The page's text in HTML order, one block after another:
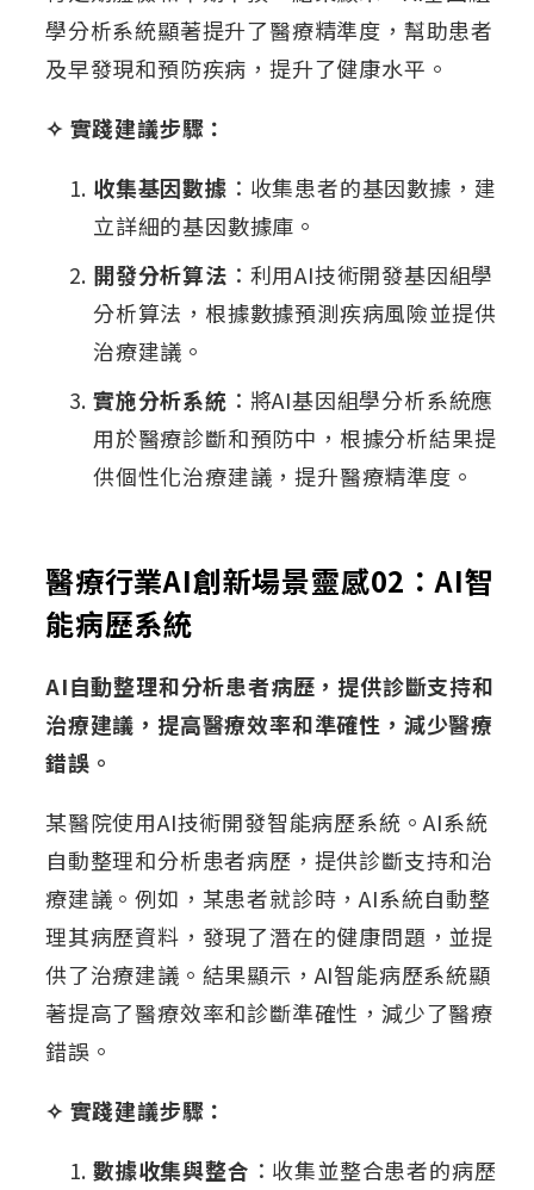
學分析系統顯著提升了醫療精準度，幫助患者
及早發現和預防疾病，提升了健康水平。
✧ 實踐建議步驟：
收集基因數據 ：收集患者的基因數據，建
立詳細的基因數據庫。
開發分析算法 ：利用AI技術開發基因組學
分析算法，根據數據預測疾病風險並提供
治療建議。
實施分析系統 ：將AI基因組學分析系統應
用於醫療診斷和預防中，根據分析結果提
供個性化治療建議，提升醫療精準度。
醫療行業AI創新場景靈感02：AI智
能病歷系統
AI自動整理和分析患者病歷，提供診斷支持和
治療建議，提高醫療效率和準確性，減少醫療
錯誤。
某醫院使用AI技術開發智能病歷系統。AI系統
自動整理和分析患者病歷，提供診斷支持和治
療建議。例如，某患者就診時，AI系統自動整
理其病歷資料，發現了潛在的健康問題，並提
供了治療建議。結果顯示，AI智能病歷系統顯
著提高了醫療效率和診斷準確性，減少了醫療
錯誤。
✧ 實踐建議步驟：
數據收集與整合 ：收集並整合患者的病歷